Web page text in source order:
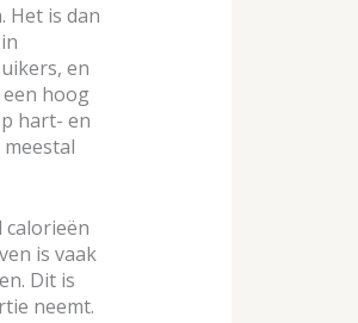
Het is dan
en
hoog
hart- en
is vaak
Dit is
neemt.